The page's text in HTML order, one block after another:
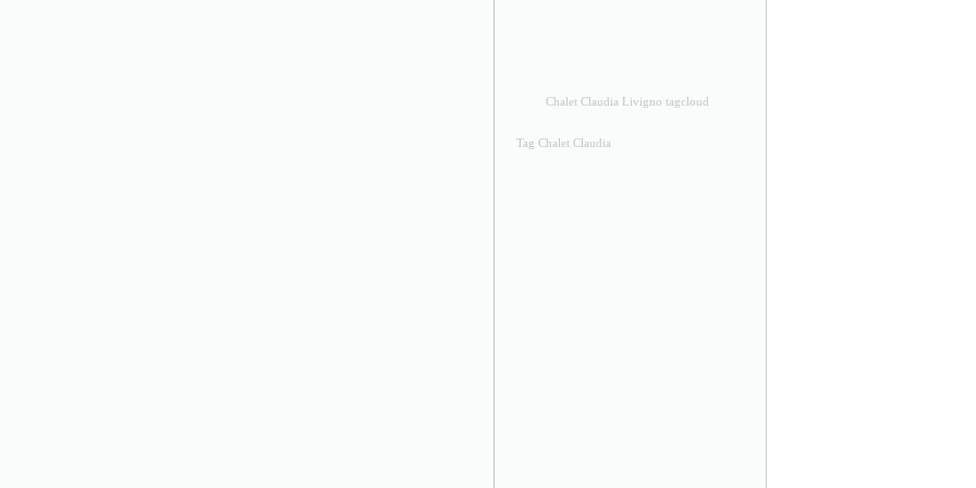
Chalet Claudia Livigno tagcloud
Tag Chalet Claudia